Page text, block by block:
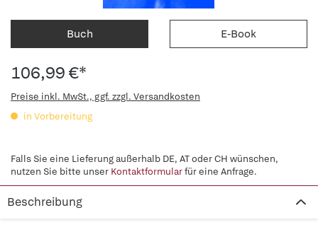
Buch E-Book
106,99 €*
Preise inkl. MwSt., ggf. zzgl. Versandkosten
in Vorbereitung
Falls Sie eine Lieferung außerhalb DE, AT oder CH wünschen,
nutzen Sie bitte unser Kontaktformularfür eine Anfrage.
Beschreibung